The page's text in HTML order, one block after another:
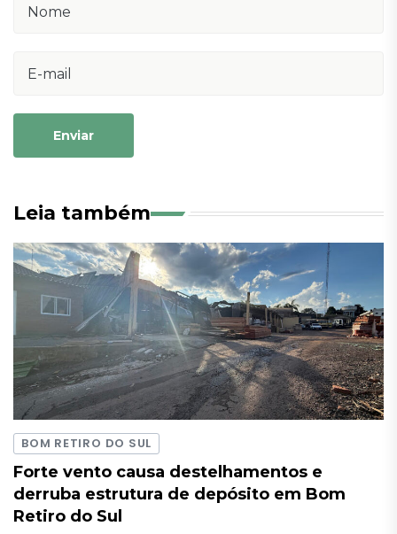
Enviar
Leia também
BOM RETIRO DO SUL
Forte vento causa destelhamentos e
derruba estrutura de depósito em Bom
Retiro do Sul